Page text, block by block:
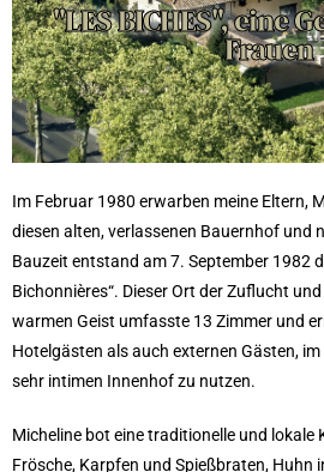
"LES BICHES", eine
Frauen
Im Februar 1980 erwarben meine Eltern,
diesen alten, verlassenen Bauernhof und
Bauzeit entstand am 7. September 1982
Bichonnières“. Dieser Ort der Zuflucht
warmen Geist umfasste 13 Zimmer und
Hotelgästen als auch externen Gästen, im
sehr intimen Innenhof zu nutzen.
Micheline bot eine traditionelle und lokale
Frösche, Karpfen und Spießbraten, Huhn